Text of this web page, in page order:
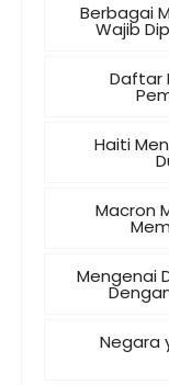
Berbagai
Wajib
Daftar
Haiti
Macron
Mengenai
Negara